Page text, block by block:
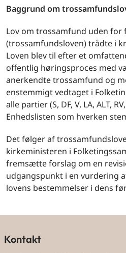
Baggrund om
Lov om trossamfund uden for
(trossamfundsloven) trådte i
Loven blev til efter et
offentlig høringsproces med
anerkendte trossamfund og
enstemmigt vedtaget i
alle partier (S, DF, V, LA, ALT,
Enhedslisten som hverken
Det følger af
kirkeministeren i
fremsætte forslag om en
udgangspunkt i en vurdering
lovens bestemmelser i dens
Kontakt